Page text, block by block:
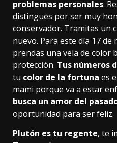
problemas personales.
distingues por ser muy
conservador. Tramitas un
nuevo. Para este día 17
prendas una vela de color
protección. Tus números
tu color de la fortuna es
mami porque va a estar
busca un amor del
oportunidad para ser feliz.
Plutón es tu regente, te